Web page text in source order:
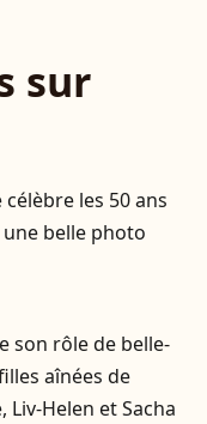
sur
les 50 ans
une belle photo
son rôle de belle-
aînées de
Liv-Helen et Sacha